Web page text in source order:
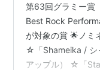
第63回グラミー賞
Best Rock
が対象の賞 🌟ノミ
☆「Shameika / シ
アップル） ☆「